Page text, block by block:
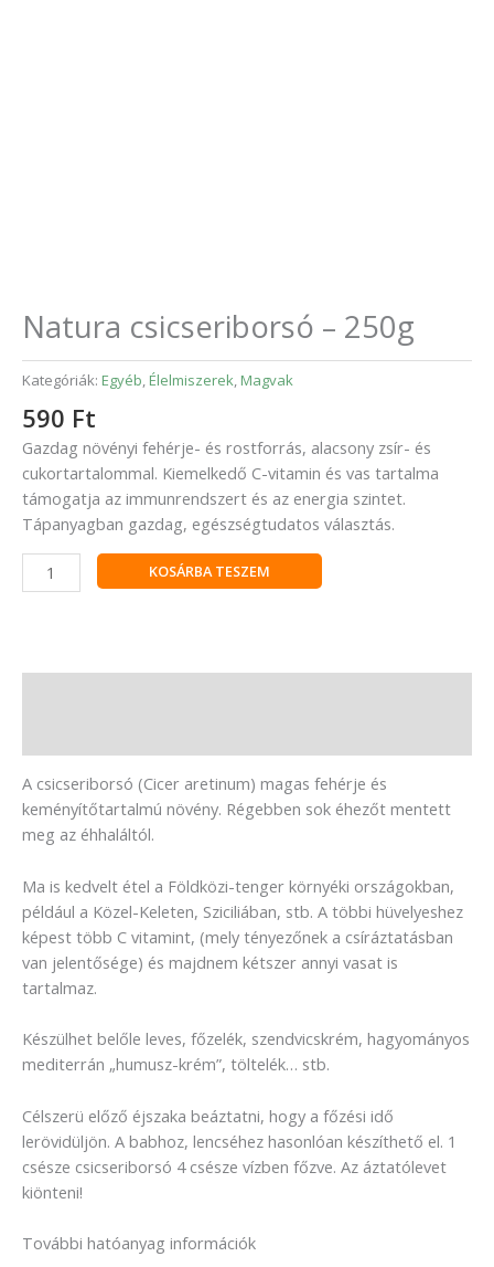
Natura csicseriborsó – 250g
Kategóriák: Egyéb, Élelmiszerek, Magvak
590 Ft
Gazdag növényi fehérje- és rostforrás, alacsony zsír- és
cukortartalommal. Kiemelkedő C-vitamin és vas tartalma
támogatja az immunrendszert és az energia szintet.
Tápanyagban gazdag, egészségtudatos választás.
KOSÁRBA TESZEM
A csicseriborsó (Cicer aretinum) magas fehérje és
keményítőtartalmú növény. Régebben sok éhezőt mentett
meg az éhhaláltól.
Ma is kedvelt étel a Földközi-tenger környéki országokban,
például a Közel-Keleten, Sziciliában, stb. A többi hüvelyeshez
képest több C vitamint, (mely tényezőnek a csíráztatásban
van jelentősége) és majdnem kétszer annyi vasat is
tartalmaz.
Készülhet belőle leves, főzelék, szendvicskrém, hagyományos
mediterrán „humusz-krém”, töltelék… stb.
Célszerü előző éjszaka beáztatni, hogy a főzési idő
lerövidüljön. A babhoz, lencséhez hasonlóan készíthető el. 1
csésze csicseriborsó 4 csésze vízben főzve. Az áztatólevet
kiönteni!
További hatóanyag információk